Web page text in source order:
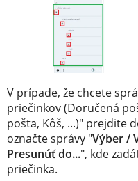
V prípade, že chcete
priečinkov (Doručená
pošta, Kôš, ...)" prejdite
označte správy "Výber /
Presunúť do...", kde
priečinka.